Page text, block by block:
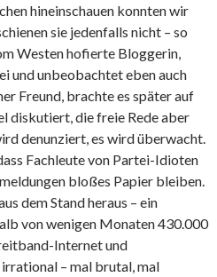
hineinschauen konnten wir
sie jedenfalls nicht – so
Westen hofierte Bloggerin,
und unbeobachtet eben auch
Freund, brachte es später auf
diskutiert, die freie Rede aber
denunziert, es wird überwacht.
Fachleute von Partei-Idioten
bloßes Papier bleiben.
dem Stand heraus – ein
von wenigen Monaten 430.000
Internet und
– mal brutal, mal